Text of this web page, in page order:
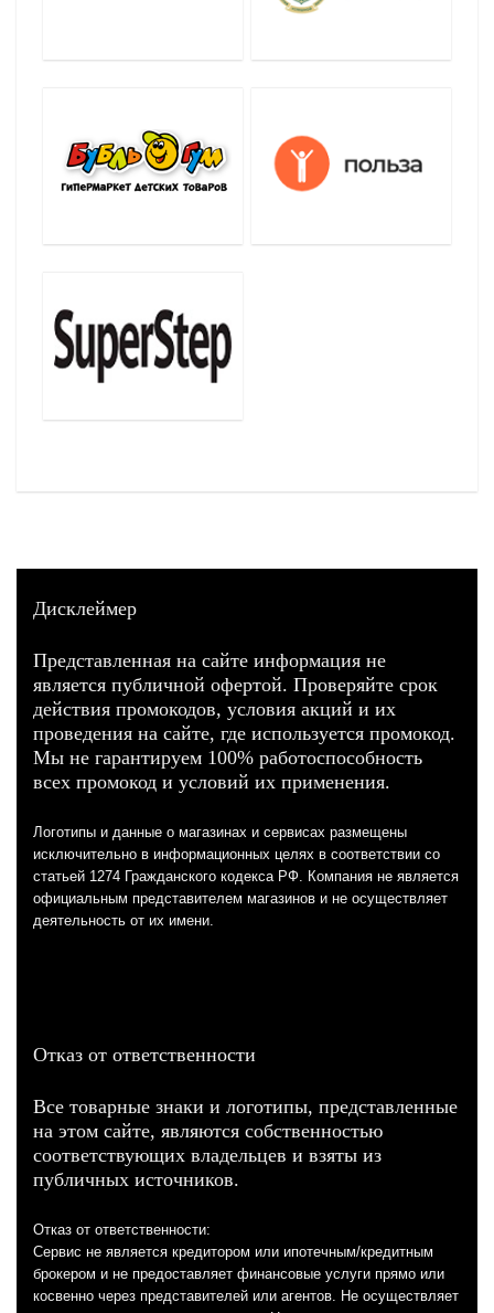
Дисклеймер
Представленная на сайте информация не
является публичной офертой. Проверяйте срок
действия промокодов, условия акций и их
проведения на сайте, где используется промокод.
Мы не гарантируем 100% работоспособность
всех промокод и условий их применения.
Логотипы и данные о магазинах и сервисах размещены
исключительно в информационных целях в соответствии со
статьей 1274 Гражданского кодекса РФ. Компания не является
официальным представителем магазинов и не осуществляет
деятельность от их имени.
Отказ от ответственности
Все товарные знаки и логотипы, представленные
на этом сайте, являются собственностью
соответствующих владельцев и взяты из
публичных источников.
Отказ от ответственности:
Сервис не является кредитором или ипотечным/кредитным
брокером и не предоставляет финансовые услуги прямо или
косвенно через представителей или агентов. Не осуществляет